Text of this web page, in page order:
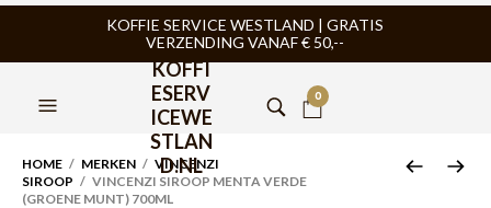
KOFFIE SERVICE WESTLAND | GRATIS
VERZENDING VANAF € 50,--
KOFFI
ESERV
ICEWE
STLAN
D.NL
0
HOME / MERKEN / VINCENZI
SIROOP / VINCENZI SIROOP MENTA VERDE
(GROENE MUNT) 700ML